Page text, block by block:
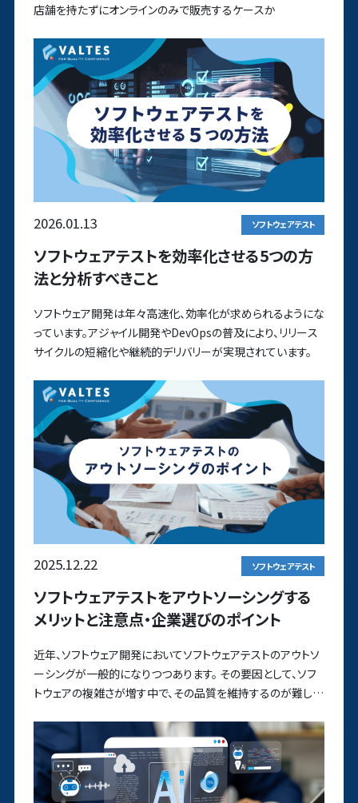
店舗を持たずにオンラインのみで販売するケースか
2026.01.13 ソフトウェアテスト
ソフトウェアテストを効率化させる5つの方
法と分析すべきこと
ソフトウェア開発は年々高速化、効率化が求められるようにな
っています。アジャイル開発やDevOpsの普及により、リリース
サイクルの短縮化や継続的デリバリーが実現されています。
2025.12.22 ソフトウェアテスト
ソフトウェアテストをアウトソーシングする
メリットと注意点・企業選びのポイント
近年、ソフトウェア開発においてソフトウェアテストのアウトソ
ーシングが一般的になりつつあります。 その要因として、ソフ
トウェアの複雑さが増す中で、その品質を維持するのが難しく